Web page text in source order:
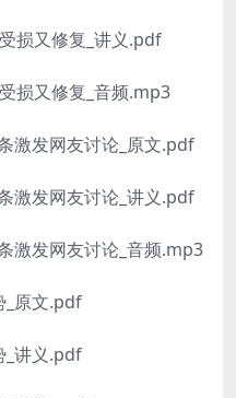
损又修复_讲义.pdf
又修复_音频.mp3
发网友讨论_原文.pdf
发网友讨论_讲义.pdf
发网友讨论_音频.mp3
原文.pdf
讲义.pdf